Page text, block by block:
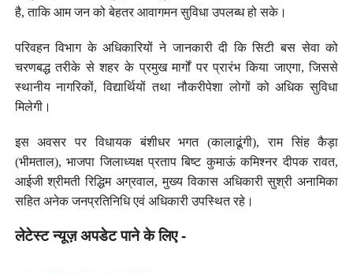
है, ताकि आम जन को बेहतर आवागमन सुविधा उपलब्ध हो सके।
परिवहन विभाग के अधिकारियों ने जानकारी दी कि सिटी बस सेवा को
चरणबद्ध तरीके से शहर के प्रमुख मार्गों पर प्रारंभ किया जाएगा, जिससे
स्थानीय नागरिकों, विद्यार्थियों तथा नौकरीपेशा लोगों को अधिक सुविधा
मिलेगी।
इस अवसर पर विधायक बंशीधर भगत (कालाढूंगी), राम सिंह कैड़ा
(भीमताल), भाजपा जिलाध्यक्ष प्रताप बिष्ट कुमाऊं कमिश्नर दीपक रावत,
आईजी श्रीमती रिद्धिम अग्रवाल, मुख्य विकास अधिकारी सुश्री अनामिका
सहित अनेक जनप्रतिनिधि एवं अधिकारी उपस्थित रहे।
लेटेस्ट न्यूज़ अपडेट पाने के लिए -